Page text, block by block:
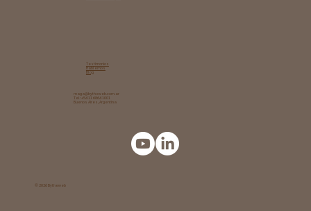
maga@bytheweb.com.ar
Tel: +54 11 6864 1001
Buenos Aires, Argentina
© 2026 Bytheweb
Testimonios
Hablemos
Blog